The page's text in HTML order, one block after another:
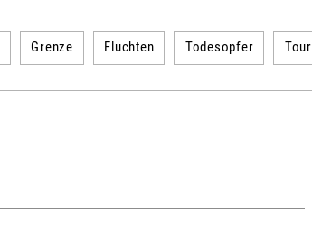
Grenze Fluchten Todesopfer Tour